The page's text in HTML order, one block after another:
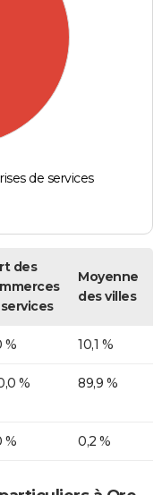
de services
des
Moyenne
des villes
% 10,1 %
% 89,9 %
% 0,2 %